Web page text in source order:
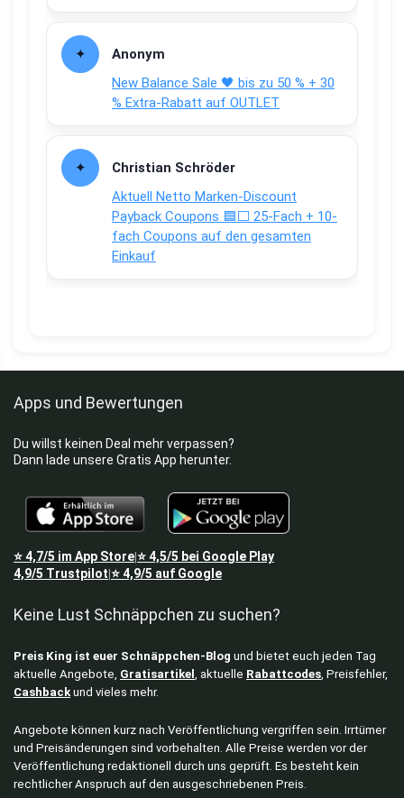
Anonym
New Balance Sale 🖤 bis zu 50 % + 30
% Extra-Rabatt auf OUTLET
Christian Schröder
Aktuell Netto Marken-Discount
Payback Coupons 🟦⬜ 25-Fach + 10-
fach Coupons auf den gesamten
Einkauf
Apps und Bewertungen
Du willst keinen Deal mehr verpassen?
Dann lade unsere Gratis App herunter.
⭐4,7/5 im App Store⭐4,5/5 bei Google Play
4,9/5 Trustpilot ⭐4,9/5 auf Google
Keine Lust Schnäppchen zu suchen?
Preis King ist euer Schnäppchen-Blog und bietet euch jeden Tag
aktuelle Angebote, Gratisartikel , aktuelle Rabattcodes, Preisfehler,
Cashbackund vieles mehr.
Angebote können kurz nach Veröffentlichung vergriffen sein. Irrtümer
und Preisänderungen sind vorbehalten. Alle Preise werden vor der
Veröffentlichung redaktionell durch uns geprüft. Es besteht kein
rechtlicher Anspruch auf den ausgeschriebenen Preis.